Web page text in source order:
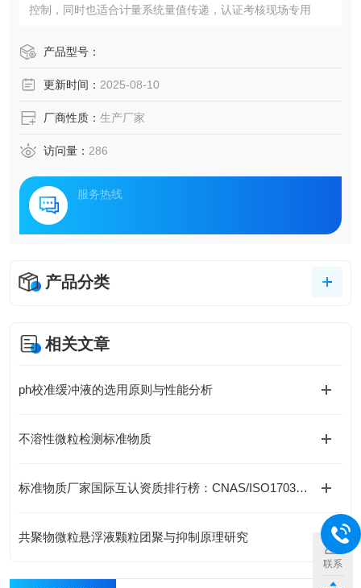
控制，同时也适合计量系统量值传递，认证考核现场专用
产品型号：
更新时间： 2025-08-10
厂商性质： 生产厂家
访问量： 286
服务热线
产品分类
相关文章
ph校准缓冲液的选用原则与性能分析
不溶性微粒检测标准物质
标准物质厂家国际互认资质排行榜：CNAS/ISO17034认证企业全览，谁具备出口实力？
共聚物微粒悬浮液颗粒团聚与抑制原理研究
联系